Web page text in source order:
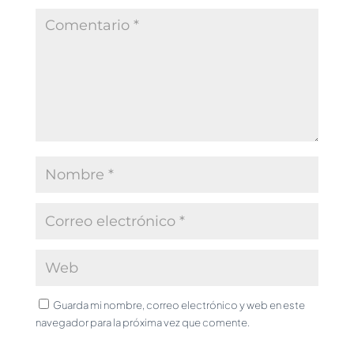
Guarda mi nombre, correo electrónico y web en este
navegador para la próxima vez que comente.